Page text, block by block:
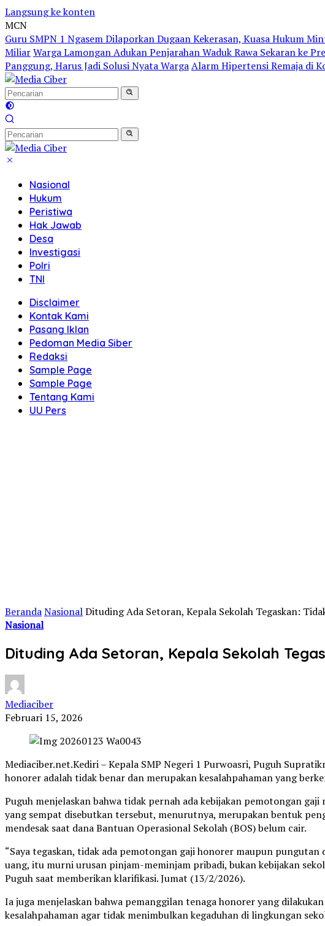
Langsung ke konten
MCN
Guru SMPN 1 Ngasem Dilaporkan Dugaan Kekerasan, Kuasa Hukum
MiliarWarga Lamongan Adukan Penjarahan Waduk Rawa Sekaran ke
Panggung, Harus Jadi Solusi Nyata WargaAlarm Hipertensi Remaja di
Nasional
Hukum
Peristiwa
Hak Jawab
Desa
Investigasi
Polri
TNI
Disclaimer
Kontak Kami
Pasang Iklan
Pedoman Media Siber
Redaksi
Sample Page
Sample Page
Tentang Kami
UU Pers
BerandaNasionalDituding Ada Setoran, Kepala Sekolah Tegaskan:
Nasional
Dituding Ada Setoran, Kepala Sekolah
Mediaciber
Februari 15, 2026
Mediaciber.net.Kediri – Kepala SMP Negeri 1 Purwoasri, Puguh
honorer adalah tidak benar dan merupakan kesalahpahaman yang
Puguh menjelaskan bahwa tidak pernah ada kebijakan pemotongan
yang sempat disebutkan tersebut, menurutnya, merupakan bentuk
mendesak saat dana Bantuan Operasional Sekolah (BOS) belum cair.
“Saya tegaskan, tidak ada pemotongan gaji honorer maupun
uang, itu murni urusan pinjam-meminjam pribadi, bukan kebijakan
Puguh saat memberikan klarifikasi. Jumat (13/2/2026).
Ia juga menjelaskan bahwa pemanggilan tenaga honorer yang
kesalahpahaman agar tidak menimbulkan kegaduhan di lingkungan